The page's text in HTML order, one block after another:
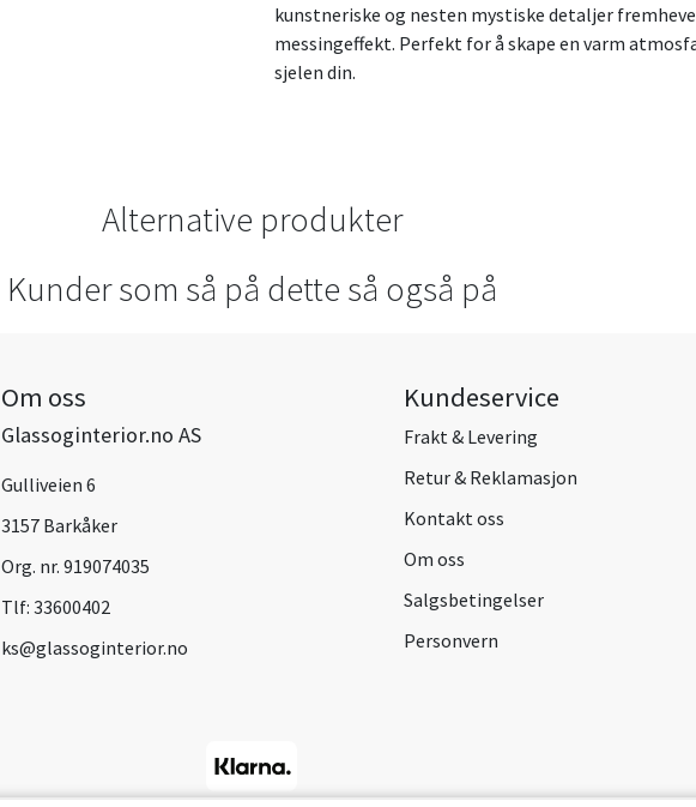
kunstneriske og nesten mystiske detaljer
messingeffekt. Perfekt for å skape en varm
sjelen din.
Alternative produkter
Kunder som så på dette så også på
Om oss
Glassoginterior.no AS
Gulliveien 6
3157 Barkåker
Org. nr. 919074035
Tlf: 33600402
ks@glassoginterior.no
Kundeservice
Frakt & Levering
Retur & Reklamasjon
Kontakt oss
Om oss
Salgsbetingelser
Personvern